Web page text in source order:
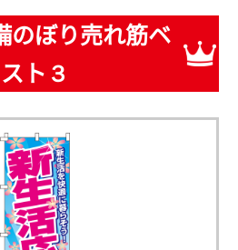
のぼり売れ筋ベ
スト３